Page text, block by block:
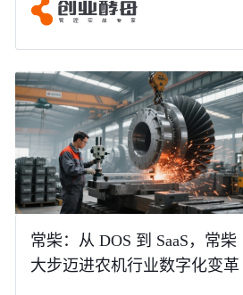
常柴：从 DOS 到 SaaS，常柴
大步迈进农机行业数字化变革